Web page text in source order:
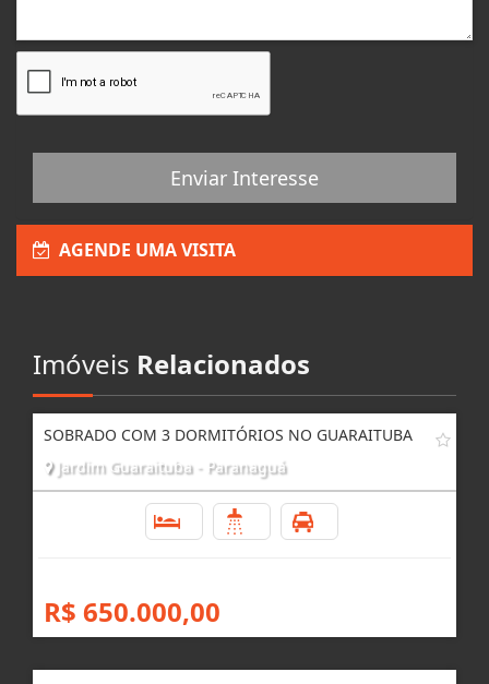
Enviar Interesse
AGENDE UMA VISITA
Imóveis Relacionados
SOBRADO COM 3 DORMITÓRIOS NO GUARAITUBA
Jardim Guaraituba - Paranaguá
R$ 650.000,00